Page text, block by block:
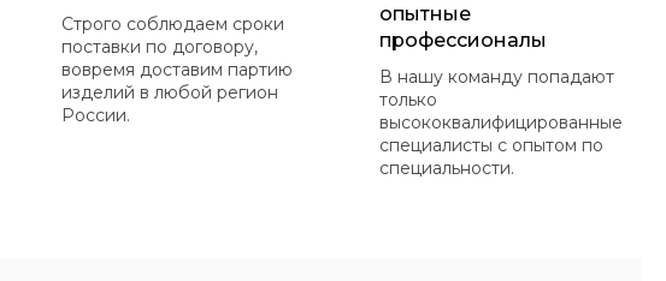
Строго соблюдаем сроки
поставки по договору,
вовремя доставим партию
изделий в любой регион
России.
опытные
профессионалы
В нашу команду попадают
только
высококвалифицированные
специалисты с опытом по
специальности.